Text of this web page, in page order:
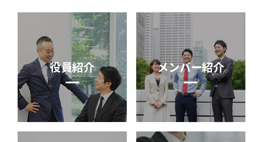
役員紹介 メンバー紹介